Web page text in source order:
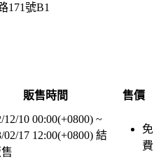
171號B1
販售時間
售價
12/10 00:00(+0800) ~
02/17 12:00(+0800) 結
免
費